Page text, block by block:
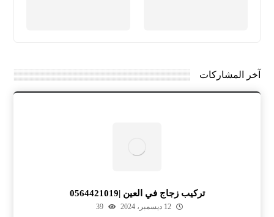
آخر المشاركات
تركيب زجاج في العين |0564421019
12 ديسمبر، 2024 39